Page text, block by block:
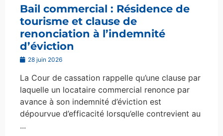
Bail commercial : Résidence de
tourisme et clause de
renonciation à l’indemnité
d’éviction
28 juin 2026
La Cour de cassation rappelle qu’une clause par
laquelle un locataire commercial renonce par
avance à son indemnité d’éviction est
dépourvue d’efficacité lorsqu’elle contrevient au
...